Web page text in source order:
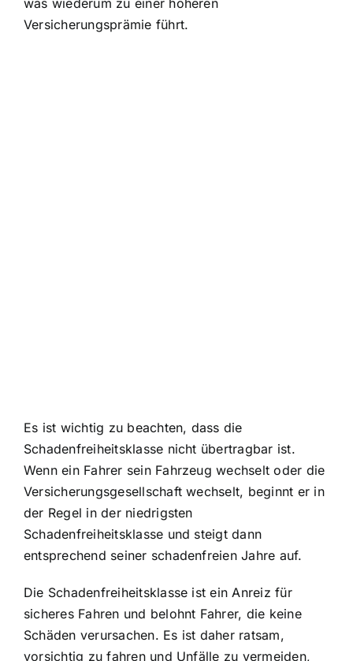
Versicherungsprämie führt.
Es ist wichtig zu beachten, dass die
Schadenfreiheitsklasse nicht übertragbar ist.
Wenn ein Fahrer sein Fahrzeug wechselt oder die
Versicherungsgesellschaft wechselt, beginnt er in
der Regel in der niedrigsten
Schadenfreiheitsklasse und steigt dann
entsprechend seiner schadenfreien Jahre auf.
Die Schadenfreiheitsklasse ist ein Anreiz für
sicheres Fahren und belohnt Fahrer, die keine
Schäden verursachen. Es ist daher ratsam,
vorsichtig zu fahren und Unfälle zu vermeiden,